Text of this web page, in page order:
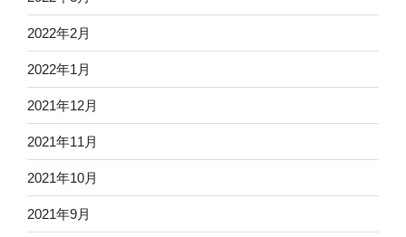
2022年2月
2022年1月
2021年12月
2021年11月
2021年10月
2021年9月